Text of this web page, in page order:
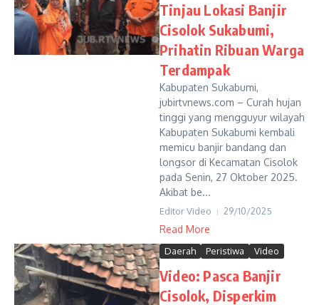
Tinjau Lokasi Banjir
Cisolok Sukabumi,
Prihatin Ribuan Warga
Terdampak
Kabupaten Sukabumi,
jubirtvnews.com – Curah hujan
tinggi yang mengguyur wilayah
Kabupaten Sukabumi kembali
memicu banjir bandang dan
longsor di Kecamatan Cisolok
pada Senin, 27 Oktober 2025.
Akibat be...
Editor Video 29/10/2025
Read More
Daerah Peristiwa Video
Video: Pasca Banjir
Cisolok, Disperkim